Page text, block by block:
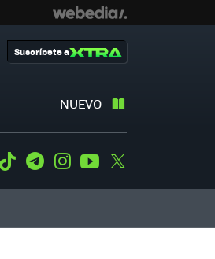
NUEVO
Suscríbete a
Tiktok TelegramInstagramYoutube